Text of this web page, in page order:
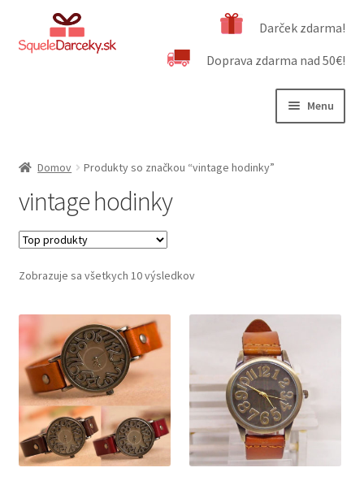
Preskočiť
na
Preskočiť
na
Darček zdarma!
Doprava zdarma nad 50€!
Menu
Dôležité informácie
Obchodné podmienky
Kontakt
Domov Produkty so značkou “vintage hodinky”
vintage hodinky
Zobrazuje sa všetkych 10 výsledkov